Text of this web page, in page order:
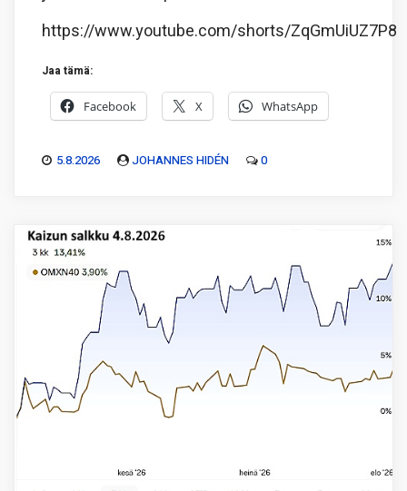
https://www.youtube.com/shorts/ZqGmUiUZ7P8
Jaa tämä:
Facebook X WhatsApp
5.8.2026 JOHANNES HIDÉN 0